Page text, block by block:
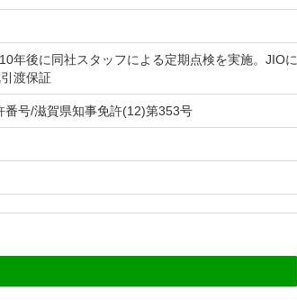
年後に同社スタッフによる定期点検を実施。JIOに
渡保証
号/滋賀県知事免許(12)第353号